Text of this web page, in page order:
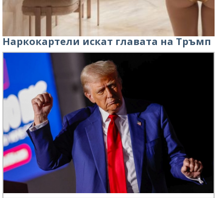
Наркокартели искат главата на Тръмп